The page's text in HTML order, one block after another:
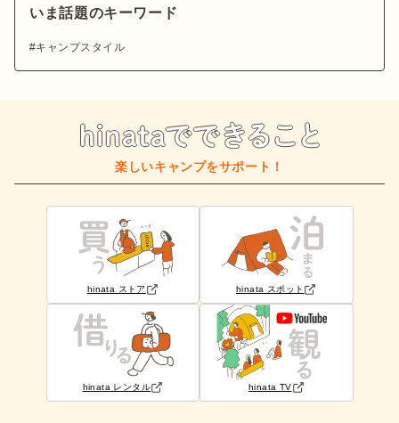
いま話題のキーワード
キャンプスタイル
楽しいキャンプをサポート！
hinata ストア hinata スポット
hinata レンタル hinata TV